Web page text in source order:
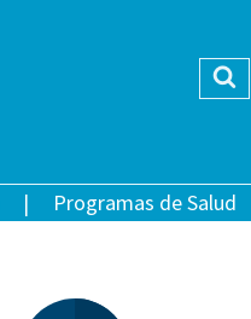
Programas de Salud